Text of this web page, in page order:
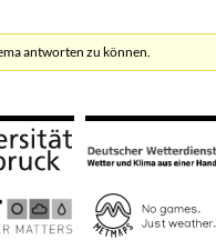
antworten zu können.